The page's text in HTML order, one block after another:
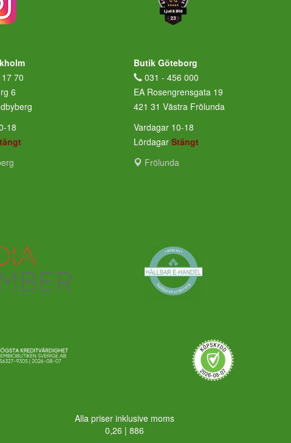
70
6
18
Butik Göteborg
031 - 456 000
EA Rosengrensgata 19
421 31 Västra Frölunda
Vardagar 10-18
Lördagar Stängt
Frölunda
Alla priser inklusive moms
0,26 | 886